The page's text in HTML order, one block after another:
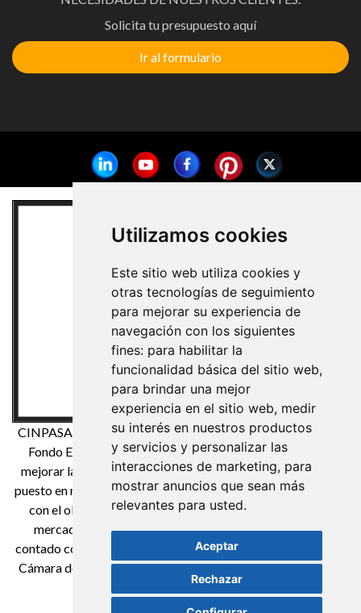
Utilizamos cookies
Este sitio web utiliza cookies y
otras tecnologías de seguimiento
para mejorar su experiencia de
navegación con los siguientes
fines: para habilitar la
funcionalidad básica del sitio web,
para brindar una mejor
experiencia en el sitio web, medir
su interés en nuestros productos
y servicios y personalizar las
interacciones de marketing, para
mostrar anuncios que sean más
relevantes para usted.
Aceptar
Rechazar
Solicita tu presupuesto aquí
Ir al formulario
CINPASA Cintas y Pasamanería S.A. ha sido beneficiaria del
Fondo Europeo de Desarrollo Regional cuyo objetivo es
mejorar la competitividad de las Pymes y gracias al cual ha
puesto en marcha un Plan de Marketing Digital Internacional
con el objetivo de mejorar su posicionamiento online en
mercados exteriores durante el año 2021. Para ello ha
contado con el apoyo del Programa XPANDE DIGITAL de la
Cámara de Comercio de Reus. Una manera de hacer Europa